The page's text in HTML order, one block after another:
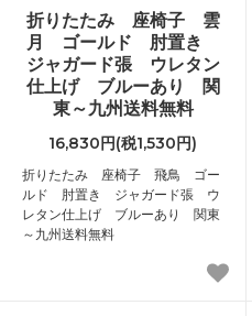
折りたたみ 座椅子 雲
月 ゴールド 肘置き
ジャガード張 ウレタン
仕上げ ブルーあり 関
東～九州送料無料
16,830円(税1,530円)
折りたたみ 座椅子 飛鳥 ゴー
ルド 肘置き ジャガード張 ウ
レタン仕上げ ブルーあり 関東
～九州送料無料